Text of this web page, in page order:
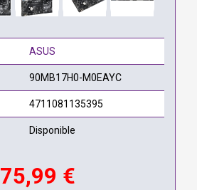
ASUS
90MB17H0-M0EAYC
4711081135395
Disponible
75,99 €